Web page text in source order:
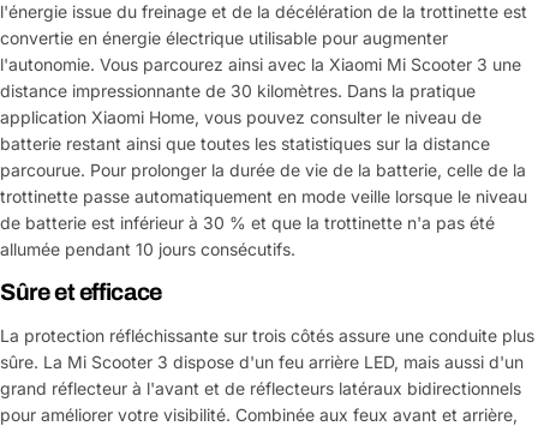
l'énergie issue du freinage et de la décélération de la trottinette est
convertie en énergie électrique utilisable pour augmenter
l'autonomie. Vous parcourez ainsi avec la Xiaomi Mi Scooter 3 une
distance impressionnante de 30 kilomètres. Dans la pratique
application Xiaomi Home, vous pouvez consulter le niveau de
batterie restant ainsi que toutes les statistiques sur la distance
parcourue. Pour prolonger la durée de vie de la batterie, celle de la
trottinette passe automatiquement en mode veille lorsque le niveau
de batterie est inférieur à 30 % et que la trottinette n'a pas été
allumée pendant 10 jours consécutifs.
Sûre et efficace
La protection réfléchissante sur trois côtés assure une conduite plus
sûre. La Mi Scooter 3 dispose d'un feu arrière LED, mais aussi d'un
grand réflecteur à l'avant et de réflecteurs latéraux bidirectionnels
pour améliorer votre visibilité. Combinée aux feux avant et arrière,